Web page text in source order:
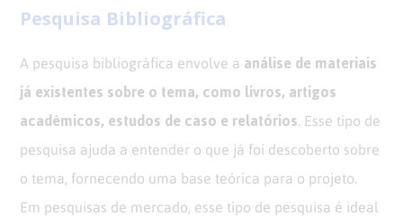
Pesquisa Bibliográfica
A pesquisa bibliográfica envolve a análise de materiais
já existentes sobre o tema, como livros, artigos
acadêmicos, estudos de caso e relatórios . Esse tipo de
pesquisa ajuda a entender o que já foi descoberto sobre
o tema, fornecendo uma base teórica para o projeto.
Em pesquisas de mercado, esse tipo de pesquisa é ideal